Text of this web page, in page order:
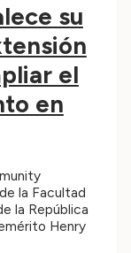
su
el
en
la Facultad
la República
Henry